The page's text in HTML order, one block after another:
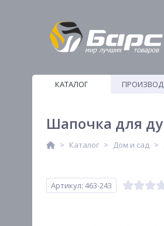
КАТАЛОГ
Шапочка для
Каталог Дом и сад
Артикул: 463-243